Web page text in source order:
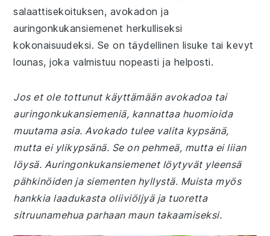
salaattisekoituksen, avokadon ja
auringonkukansiemenet herkulliseksi
kokonaisuudeksi. Se on täydellinen lisuke tai kevyt
lounas, joka valmistuu nopeasti ja helposti.
Jos et ole tottunut käyttämään avokadoa tai
auringonkukansiemeniä, kannattaa huomioida
muutama asia. Avokado tulee valita kypsänä,
mutta ei ylikypsänä. Se on pehmeä, mutta ei liian
löysä. Auringonkukansiemenet löytyvät yleensä
pähkinöiden ja siementen hyllystä. Muista myös
hankkia laadukasta oliiviöljyä ja tuoretta
sitruunamehua parhaan maun takaamiseksi.